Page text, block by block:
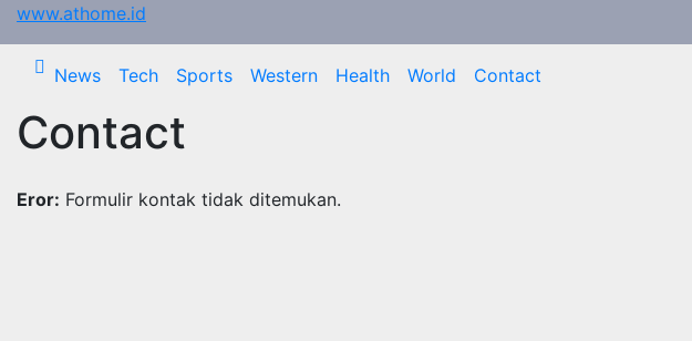
www.athome.id
News Tech Sports Western Health World Contact
Contact
Eror: Formulir kontak tidak ditemukan.